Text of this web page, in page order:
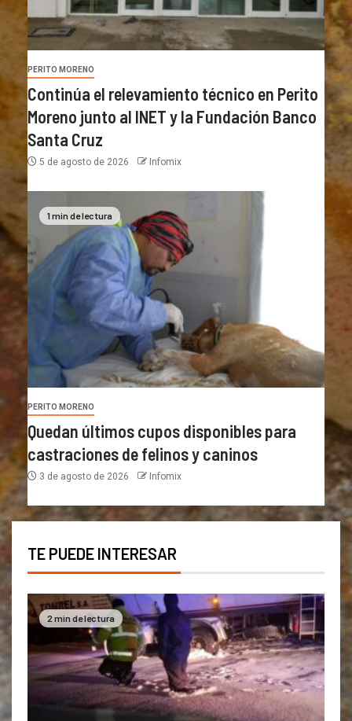
PERITO MORENO
Continúa el relevamiento técnico en Perito
Moreno junto al INET y la Fundación Banco
Santa Cruz
5 de agosto de 2026 Infomix
1 min de lectura
PERITO MORENO
Quedan últimos cupos disponibles para
castraciones de felinos y caninos
3 de agosto de 2026 Infomix
TE PUEDE INTERESAR
2 min de lectura